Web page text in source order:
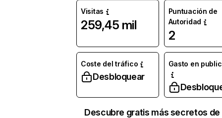
Visitas
259,45 mil
Puntuación de
Autoridad
2
Coste del tráfico
Desbloquear
Gasto en
Descubre gratis más secretos de